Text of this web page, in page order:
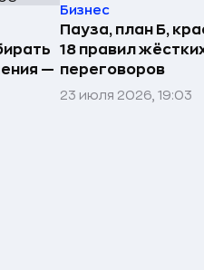
—
Бизнес
Пауза, план Б,
18 правил
переговоров
23 июля 2026, 19:03